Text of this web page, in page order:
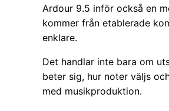
Ardour 9.5 inför också en
kommer från etablerade
enklare.
Det handlar inte bara om
beter sig, hur noter väljs
med musikproduktion.